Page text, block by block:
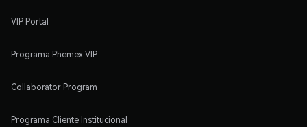
VIP Portal
Programa Phemex VIP
Collaborator Program
Programa Cliente Institucional